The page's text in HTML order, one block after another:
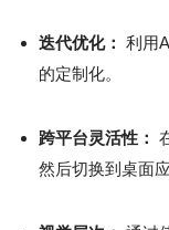
迭代优化： 利用
的定制化。
跨平台灵活性：
然后切换到桌面